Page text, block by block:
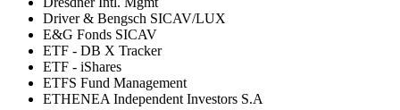
Driver & Bengsch SICAV/LUX
E&G Fonds SICAV
ETF - DB X Tracker
ETF - iShares
ETFS Fund Management
ETHENEA Independent Investors S.A